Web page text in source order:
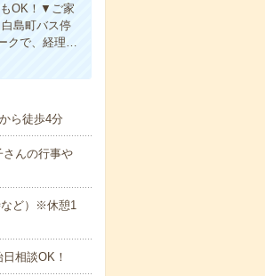
OK！▼ご家
島町バス停
クで、経理…
ら徒歩4分
んの行事や
など）※休憩1
相談OK！